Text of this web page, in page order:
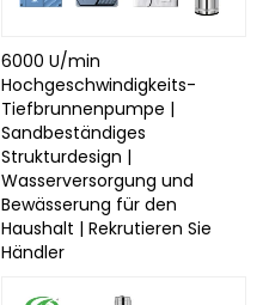
6000 U/min
Hochgeschwindigkeits-
Tiefbrunnenpumpe |
Sandbeständiges
Strukturdesign |
Wasserversorgung und
Bewässerung für den
Haushalt | Rekrutieren Sie
Händler